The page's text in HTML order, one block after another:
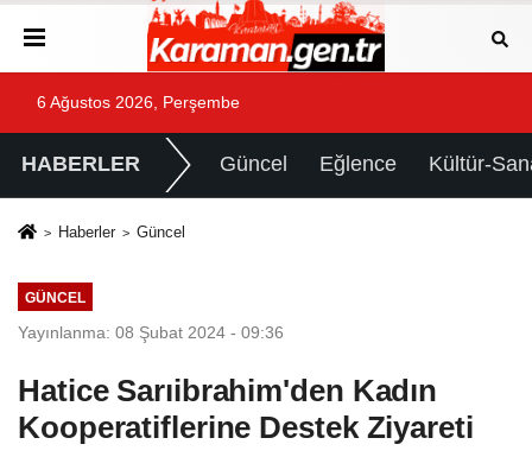
6 Ağustos 2026, Perşembe
HABERLER Güncel Eğlence Kültür-
Haberler Güncel
GÜNCEL
Yayınlanma: 08 Şubat 2024 - 09:36
Hatice Sarıibrahim'den Kadın
Kooperatiflerine Destek Ziyareti